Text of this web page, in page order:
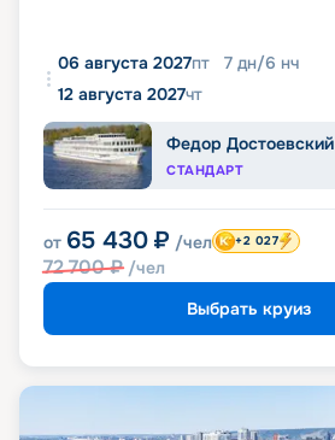
06 августа 2027пт 7 дн/6 нч
12 августа 2027чт
Федор Достоевский
СТАНДАРТ
от 65 430 ₽ /чел
72 700₽ /чел
+2 027
Выбрать круиз